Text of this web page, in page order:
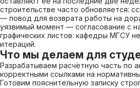
строительстве часто обновляется:
— повод для возврата работы на
уязвимый момент — согласование с
графических листов: кафедры МГСУ
итераций.
Что мы делаем для
Разрабатываем расчётную часть по
корректными ссылками на
Готовим пояснительную записку